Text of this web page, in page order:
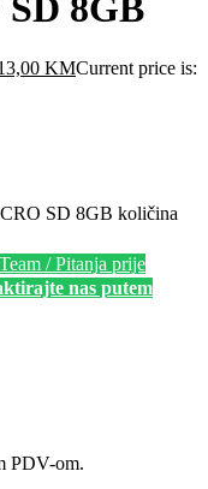
8GB
KMCurrent price is:
SD 8GB količina
/ Pitanja prije
nas putem
PDV-om.